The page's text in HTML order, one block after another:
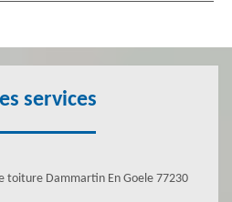
services
toiture Dammartin En Goele 77230